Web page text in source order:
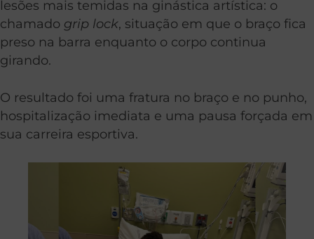
lesões mais temidas na ginástica artística: o
chamado grip lock, situação em que o braço fica
preso na barra enquanto o corpo continua
girando.
O resultado foi uma fratura no braço e no punho,
hospitalização imediata e uma pausa forçada em
sua carreira esportiva.